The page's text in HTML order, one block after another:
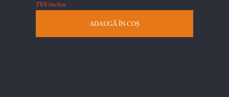
TVA inclus
ADAUGĂ ÎN COȘ